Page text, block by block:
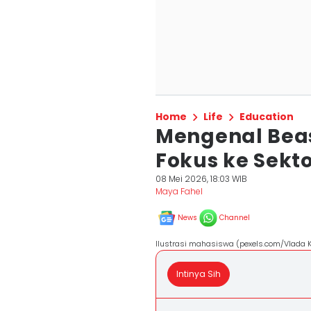
Home Life Education
Mengenal
Fokus ke
08 Mei 2026, 18:03 WIB
Maya Fahel
News Channel
Ilustrasi mahasiswa (pexels.com/Vlada
Intinya Sih